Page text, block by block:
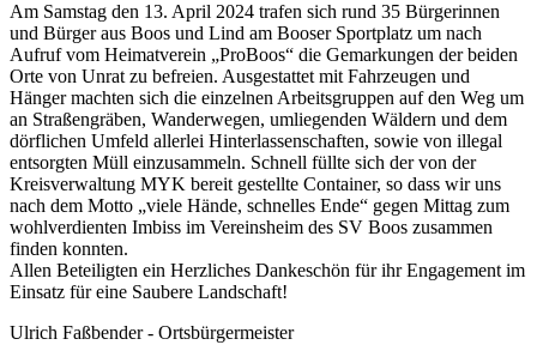
Am Samstag den 13. April 2024 trafen sich rund 35 Bürgerinnen
und Bürger aus Boos und Lind am Booser Sportplatz um nach
Aufruf vom Heimatverein „ProBoos“ die Gemarkungen der beiden
Orte von Unrat zu befreien. Ausgestattet mit Fahrzeugen und
Hänger machten sich die einzelnen Arbeitsgruppen auf den Weg um
an Straßengräben, Wanderwegen, umliegenden Wäldern und dem
dörflichen Umfeld allerlei Hinterlassenschaften, sowie von illegal
entsorgten Müll einzusammeln. Schnell füllte sich der von der
Kreisverwaltung MYK bereit gestellte Container, so dass wir uns
nach dem Motto „viele Hände, schnelles Ende“ gegen Mittag zum
wohlverdienten Imbiss im Vereinsheim des SV Boos zusammen
finden konnten.
Allen Beteiligten ein Herzliches Dankeschön für ihr Engagement im
Einsatz für eine Saubere Landschaft!
Ulrich Faßbender - Ortsbürgermeister